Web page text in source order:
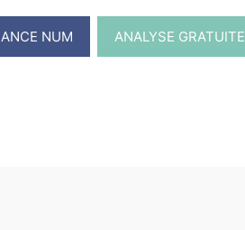
NUM ANALYSE GRATUITE